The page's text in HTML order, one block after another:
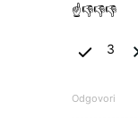
☝👎👎👎
3
Odgovori